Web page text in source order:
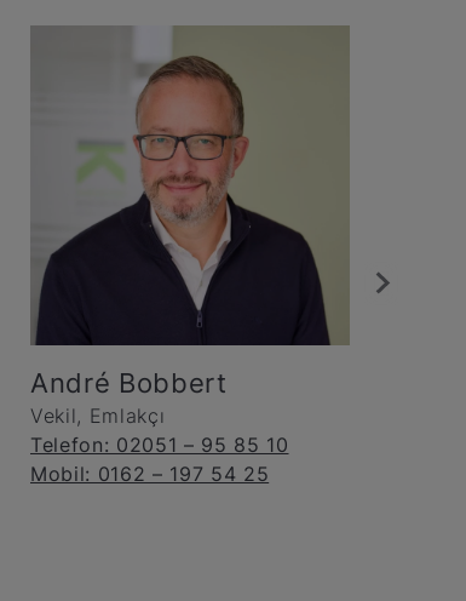
André Bobbert
Vekil, Emlakçı
Telefon: 02051 – 95 85 10
Mobil: 0162 – 197 54 25